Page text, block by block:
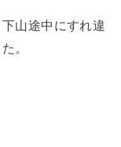
山途中にすれ違
。